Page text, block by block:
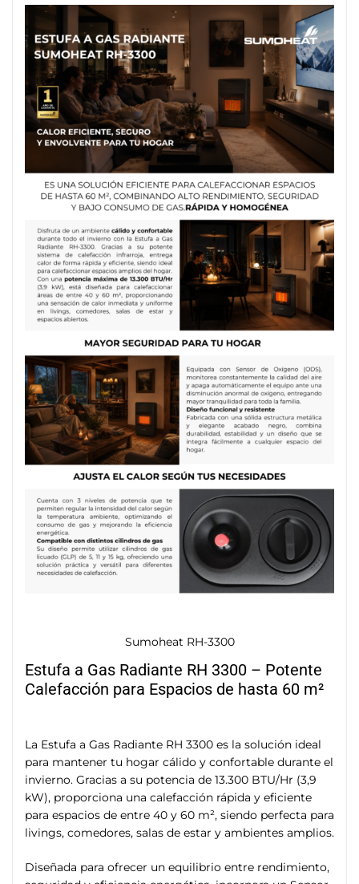
Sumoheat RH-3300
Estufa a Gas Radiante RH 3300 – Potente
Calefacción para Espacios de hasta 60 m²
La Estufa a Gas Radiante RH 3300 es la solución ideal
para mantener tu hogar cálido y confortable durante el
invierno. Gracias a su potencia de 13.300 BTU/Hr (3,9
kW), proporciona una calefacción rápida y eficiente
para espacios de entre 40 y 60 m², siendo perfecta para
livings, comedores, salas de estar y ambientes amplios.
Diseñada para ofrecer un equilibrio entre rendimiento,